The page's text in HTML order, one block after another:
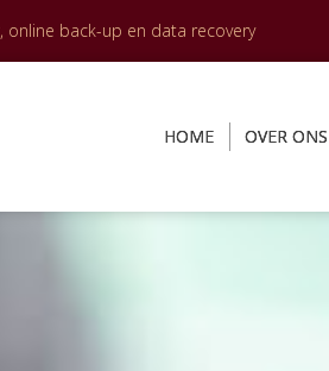
online back-up en data recovery
HOME OVER ONS